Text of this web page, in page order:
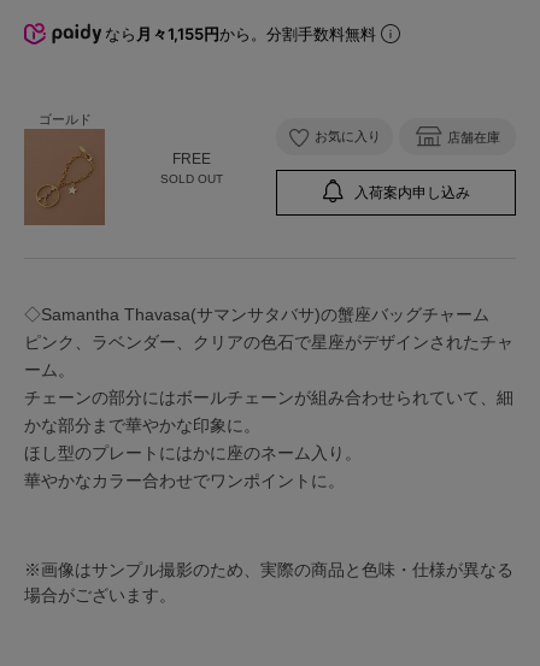
なら 月々1,155円から。分割手数料無料
ゴールド
FREE
SOLD OUT
お気に入り 店舗在庫
入荷案内申し込み
◇Samantha Thavasa(サマンサタバサ)の蟹座バッグチャーム
ピンク、ラベンダー、クリアの色石で星座がデザインされたチャ
ーム。
チェーンの部分にはボールチェーンが組み合わせられていて、細
かな部分まで華やかな印象に。
ほし型のプレートにはかに座のネーム入り。
華やかなカラー合わせでワンポイントに。
※画像はサンプル撮影のため、実際の商品と色味・仕様が異なる
場合がございます。